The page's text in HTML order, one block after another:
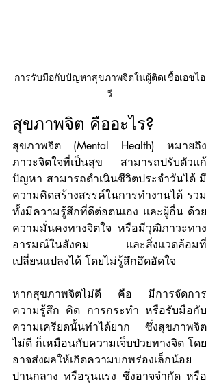
การรับมือกับปัญหาสุขภาพจิตในผู้ติดเชื้อเอชไอ
วี
สุขภาพจิต คืออะไร?
สุขภาพจิต (Mental Health) หมายถึง
ภาวะจิตใจที่เป็นสุข สามารถปรับตัวแก้
ปัญหา สามารถดำเนินชีวิตประจำวันได้ มี
ความคิดสร้างสรรค์ในการทำงานได้ รวม
ทั้งมีความรู้สึกที่ดีต่อตนเอง และผู้อื่น ด้วย
ความมั่นคงทางจิตใจ หรือมีวุฒิภาวะทาง
อารมณ์ในสังคม และสิ่งแวดล้อมที่
เปลี่ยนแปลงได้ โดยไม่รู้สึกอึดอัดใจ
หากสุขภาพจิตไม่ดี คือ มีการจัดการ
ความรู้สึก คิด การกระทำ หรือรับมือกับ
ความเครียดนั้นทำได้ยาก ซึ่งสุขภาพจิต
ไม่ดี ก็เหมือนกับความเจ็บป่วยทางจิต โดย
อาจส่งผลให้เกิดความบกพร่องเล็กน้อย
ปานกลาง หรือรุนแรง ซึ่งอาจจำกัด หรือ